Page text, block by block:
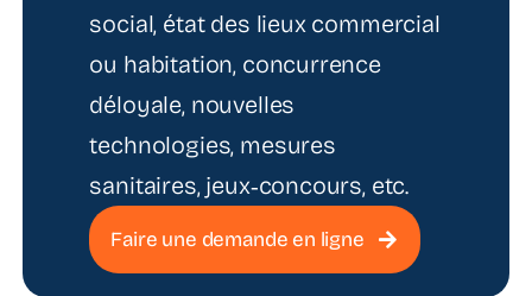
social, état des lieux commercial
ou habitation, concurrence
déloyale, nouvelles
technologies, mesures
sanitaires, jeux‑concours, etc.
Faire une demande en ligne